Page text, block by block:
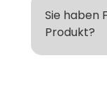
Sie haben
Produkt?